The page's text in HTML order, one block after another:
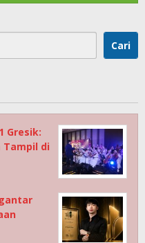
Cari
Gresik:
Tampil di